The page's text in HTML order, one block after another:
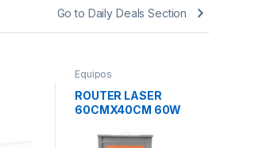
Go to Daily Deals Section
Equipos
ROUTER LASER
60CMX40CM 60W